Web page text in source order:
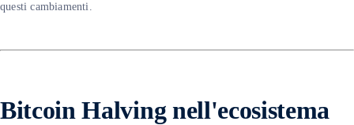
questi cambiamenti.
Bitcoin Halving nell'ecosistema